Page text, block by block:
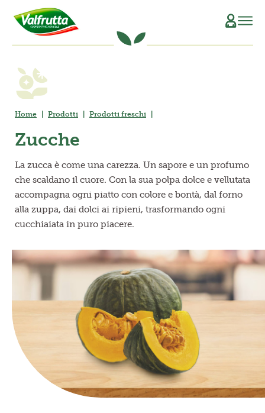
Il Manifesto
La Filiera Produttiva
Le Persone
La Storia
Il Sociale
La Tracciabilità
SCOPRI L’ORIGINE
SOSTENIBILITÀ
PRODOTTI
Verdure e Legumi conservati
Conserve di pomodoro
Piatti pronti vegetali
Succhi di frutta
Polpe di frutta
Linea BIO
Prodotti freschi
RICETTE
MAGAZINE
Home Prodotti Prodotti freschi
Zucche
La zucca è come una carezza. Un sapore e un profumo
che scaldano il cuore. Con la sua polpa dolce e vellutata
accompagna ogni piatto con colore e bontà, dal forno
alla zuppa, dai dolci ai ripieni, trasformando ogni
cucchiaiata in puro piacere.